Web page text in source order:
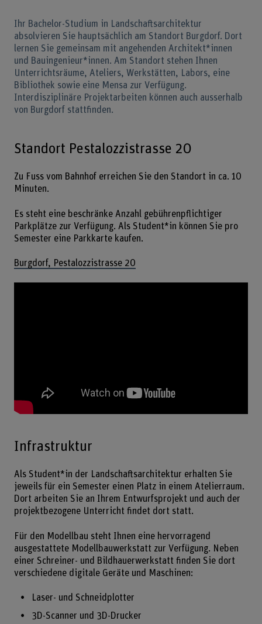
Ihr Bachelor-Studium in Landschaftsarchitektur
absolvieren Sie hauptsächlich am Standort Burgdorf. Dort
lernen Sie gemeinsam mit angehenden Architekt*innen
und Bauingenieur*innen. Am Standort stehen Ihnen
Unterrichtsräume, Ateliers, Werkstätten, Labors, eine
Bibliothek sowie eine Mensa zur Verfügung.
Interdisziplinäre Projektarbeiten können auch ausserhalb
von Burgdorf stattfinden.
Standort Pestalozzistrasse 20
Zu Fuss vom Bahnhof erreichen Sie den Standort in ca. 10
Minuten.
Es steht eine beschränke Anzahl gebührenpflichtiger
Parkplätze zur Verfügung. Als Student*in können Sie pro
Semester eine Parkkarte kaufen.
Burgdorf, Pestalozzistrasse 20
Infrastruktur
Als Student*in der Landschaftsarchitektur erhalten Sie
jeweils für ein Semester einen Platz in einem Atelierraum.
Dort arbeiten Sie an Ihrem Entwurfsprojekt und auch der
projektbezogene Unterricht findet dort statt.
Für den Modellbau steht Ihnen eine hervorragend
ausgestattete Modellbauwerkstatt zur Verfügung. Neben
einer Schreiner- und Bildhauerwerkstatt finden Sie dort
verschiedene digitale Geräte und Maschinen:
Laser- und Schneidplotter
3D-Scanner und 3D-Drucker